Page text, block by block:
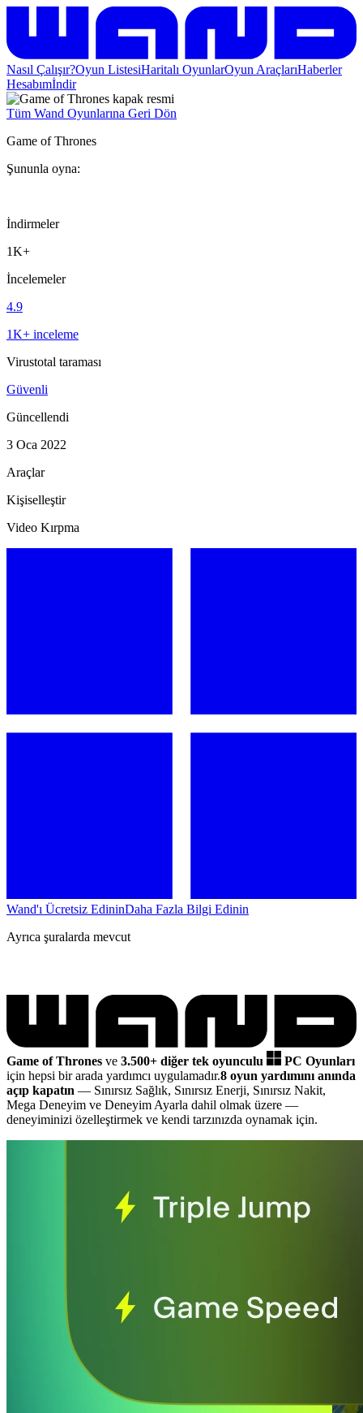
Nasıl Çalışır?Oyun ListesiHaritalı OyunlarOyun AraçlarıHaberler
Hesabımİndir
Tüm Wand Oyunlarına Geri Dön
Game of Thrones
Şununla oyna:
İndirmeler
1K+
İncelemeler
4.9
1K+ inceleme
Virustotal taraması
Güvenli
Güncellendi
3 Oca 2022
Araçlar
Kişiselleştir
Video Kırpma
Wand'ı Ücretsiz EdininDaha Fazla Bilgi Edinin
Ayrıca şuralarda mevcut
Game of Thrones ve 3.500+ diğer tek oyunculu
PC Oyunları
için hepsi bir arada yardımcı uygulamadır.8 oyun yardımını anında
açıp kapatın — Sınırsız Sağlık, Sınırsız Enerji, Sınırsız Nakit,
Mega Deneyim ve Deneyim Ayarla dahil olmak üzere —
deneyiminizi özelleştirmek ve kendi tarzınızda oynamak için.